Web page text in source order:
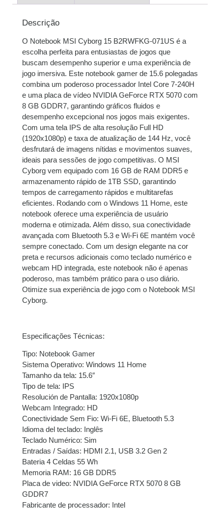
sem juros
3x deR$3.650,00
sem juros
R$10.950,00
4x deR$ 2.751,19
com juros
R$11.004,76
5x deR$ 2.207,52
com juros
R$11.037,60
6x de R$1.850,55
com juros
R$ 11.103,30
7x deR$1.601,83
com juros
R$ 11.212,81
8x deR$1.409,54
com juros
R$ 11.276,32
9x deR$1.265,58
com juros
R$11.390,22
10x deR$1.144,28
com juros
R$11.442,80
juros
Descrição
O Notebook MSI Cyborg 15 B2RWFKG-071US é a
escolha perfeita para entusiastas de jogos que
buscam desempenho superior e uma experiência de
jogo imersiva. Este notebook gamer de 15.6 polegadas
combina um poderoso processador Intel Core 7-240H
e uma placa de vídeo NVIDIA GeForce RTX 5070 com
8 GB GDDR7, garantindo gráficos fluidos e
desempenho excepcional nos jogos mais exigentes.
Com uma tela IPS de alta resolução Full HD
(1920x1080p) e taxa de atualização de 144 Hz, você
desfrutará de imagens nítidas e movimentos suaves,
ideais para sessões de jogo competitivas. O MSI
Cyborg vem equipado com 16 GB de RAM DDR5 e
armazenamento rápido de 1TB SSD, garantindo
tempos de carregamento rápidos e multitarefas
eficientes. Rodando com o Windows 11 Home, este
notebook oferece uma experiência de usuário
moderna e otimizada. Além disso, sua conectividade
avançada com Bluetooth 5.3 e Wi-Fi 6E mantém você
sempre conectado. Com um design elegante na cor
preta e recursos adicionais como teclado numérico e
webcam HD integrada, este notebook não é apenas
poderoso, mas também prático para o uso diário.
Otimize sua experiência de jogo com o Notebook MSI
Cyborg.
Especificações Técnicas:
Tipo: Notebook Gamer
Sistema Operativo: Windows 11 Home
Tamanho da tela: 15.6″
Tipo de tela: IPS
Resolución de Pantalla: 1920x1080p
Webcam Integrado: HD
Conectividade Sem Fio: Wi-Fi 6E, Bluetooth 5.3
Idioma del teclado: Inglês
Teclado Numérico: Sim
Entradas / Saídas: HDMI 2.1, USB 3.2 Gen 2
Bateria 4 Celdas 55 Wh
Memoria RAM: 16 GB DDR5
Placa de video: NVIDIA GeForce RTX 5070 8 GB
GDDR7
Fabricante de processador: Intel